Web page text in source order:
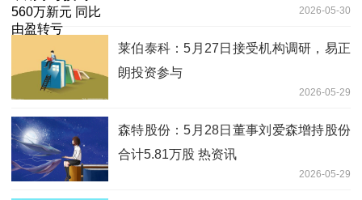
2026-05-30
莱伯泰科：5月27日接受机构调研，易正
朗投资参与
2026-05-29
森特股份：5月28日董事刘爱森增持股份
合计5.81万股 热资讯
2026-05-29